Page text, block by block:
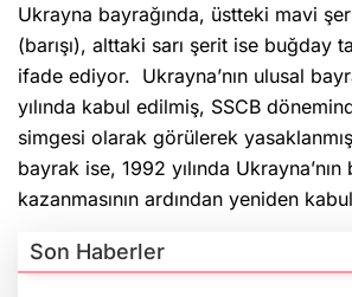
Ukrayna bayrağında, üstteki mavi
(barışı), alttaki sarı şerit ise buğday
ifade ediyor. Ukrayna’nın ulusal
yılında kabul edilmiş, SSCB
simgesi olarak görülerek
bayrak ise, 1992 yılında Ukrayna’nın
kazanmasının ardından yeniden
Son Haberler